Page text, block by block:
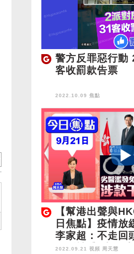
警方反罪惡行動
客收罰款告票
2022.10.09 焦點
【幫港出聲與
日焦點】疫情放
李家超：不走回
針紙被捕 涉款千
2022.09.21 視頻 周天慧